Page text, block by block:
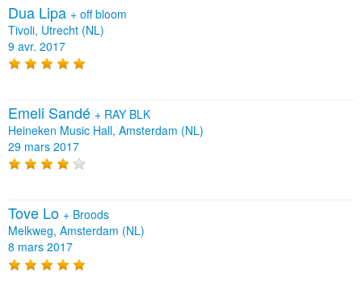
Dua Lipa + off bloom
Tivoli, Utrecht (NL)
9 avr. 2017
Emeli Sandé + RAY BLK
Heineken Music Hall, Amsterdam (NL)
29 mars 2017
Tove Lo + Broods
Melkweg, Amsterdam (NL)
8 mars 2017